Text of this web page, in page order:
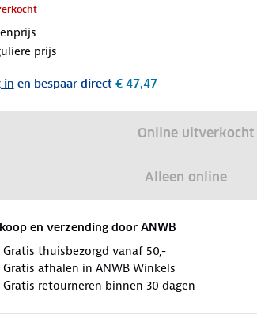
prijs
in en bespaar direct€ 47,47
Online uitverkocht
Alleen online
en verzending door ANWB
Gratis thuisbezorgd vanaf 50,-
Gratis afhalen in ANWB Winkels
Gratis retourneren binnen 30 dagen